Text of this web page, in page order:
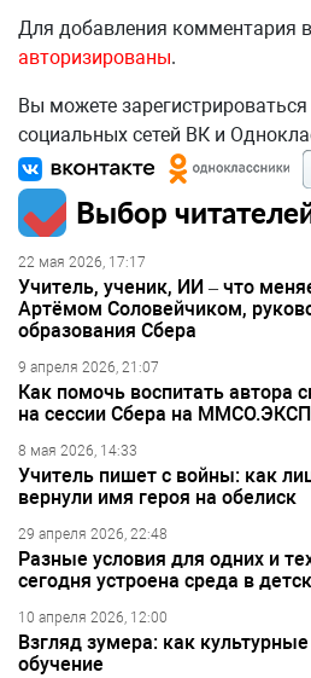
Для добавления комментария
авторизированы.
Вы можете
социальных сетей ВК и
Выбор
22 мая 2026, 17:17
Учитель, ученик, ИИ – что
Артёмом Соловейчиком,
образования Сбера
9 апреля 2026, 21:07
Как помочь воспитать автора
на сессии Сбера на
8 мая 2026, 14:33
Учитель пишет с войны: как
вернули имя героя на обелиск
29 апреля 2026, 22:48
Разные условия для одних и
сегодня устроена среда в
10 апреля 2026, 12:00
Взгляд зумера: как
обучение